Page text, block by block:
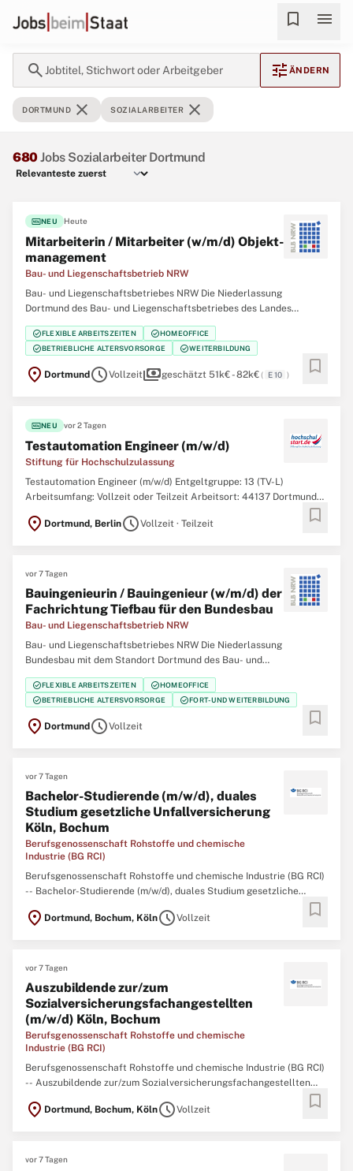
bookmark menu
search Jobtitel, Stichwort oder Arbeitgeber tune ÄNDERN
DORTMUND close SOZIALARBEITER close
680Jobs Sozialarbeiter Dortmund
fiber_newNEU Heute
Mitarbeiterin / Mitarbeiter (w/m/d) Objekt­
management
Bau- und Liegenschaftsbetrieb NRW
Bau- und Liegenschaftsbetriebes NRW Die Niederlassung
Dortmund des Bau- und Liegenschaftsbetriebes des Landes
Nordrhein‑Westfalen (BLB NRW) sucht zum nächstmöglichen
Zeitpunkt eine/einen Mitarbeiterin / Mitarbeiter (w/m/d)
Objektmanagement Der Bau- und Liegenschaftsbetrieb NRW ist
check_circleFLEXIBLE ARBEITSZEITEN check_circleHOMEOFFICE
check_circleBETRIEBLICHE ALTERSVORSORGE check_circleWEITERBILDUNG
location_on Dortmund scheduleVollzeitpaymentsgeschätzt 51k€ - 82k€( E 10 ) bookmark
fiber_newNEU vor 2 Tagen
Testautomation Engineer (m/w/d)
Stiftung für Hochschulzulassung
Testautomation Engineer (m/w/d) Entgeltgruppe: 13 (TV-L)
Arbeitsumfang: Vollzeit oder Teilzeit Arbeitsort: 44137 Dortmund
oder 10117 Berlin Ihnen liegt Bildungsgerechtigkeit am Herzen und
Sie möchten die digitale Transformation der Studienplatzvergabe
location_on Dortmund, BerlinscheduleVollzeit · Teilzeit bookmark
vor 7 Tagen
Bauingenieurin / Bauingenieur (w/m/d) der
Fachrichtung Tiefbau für den Bundesbau
Bau- und Liegenschaftsbetrieb NRW
Bau- und Liegenschaftsbetriebes NRW Die Niederlassung
Bundesbau mit dem Standort Dortmund des Bau- und
Liegenschaftsbetriebes des Landes Nordrhein‑Westfalen (BLB
NRW) sucht zum nächstmöglichen Zeitpunkt eine/einen
Bauingenieurin / Bauingenieur (w/m/d) der Fachrichtung Tiefbau für
check_circleFLEXIBLE ARBEITSZEITEN check_circleHOMEOFFICE
check_circleBETRIEBLICHE ALTERSVORSORGE check_circleFORT- UND WEITERBILDUNG
location_on Dortmund scheduleVollzeit bookmark
vor 7 Tagen
Bachelor-Studierende (m/w/d), duales
Studium gesetzliche Unfallversicherung
Köln, Bochum
Berufsgenossenschaft Rohstoffe und chemische
Industrie (BG RCI)
Berufsgenossenschaft Rohstoffe und chemische Industrie (BG RCI)
-- Bachelor-Studierende (m/w/d), duales Studium gesetzliche
Sozialversicherung von morgen – Studieren Sie mit Vision! Die BG
location_on Dortmund, Bochum, KölnscheduleVollzeit bookmark
vor 7 Tagen
Auszubildende zur/zum
Sozialversicherungsfachangestellten
(m/w/d) Köln, Bochum
Berufsgenossenschaft Rohstoffe und chemische
Industrie (BG RCI)
Berufsgenossenschaft Rohstoffe und chemische Industrie (BG RCI)
-- Auszubildende zur/zum Sozialversicherungsfachangestellten
Beginnen Sie Ihre Ausbildung in der Sozialversicherung! Die BG RCI
location_on Dortmund, Bochum, KölnscheduleVollzeit bookmark
vor 7 Tagen